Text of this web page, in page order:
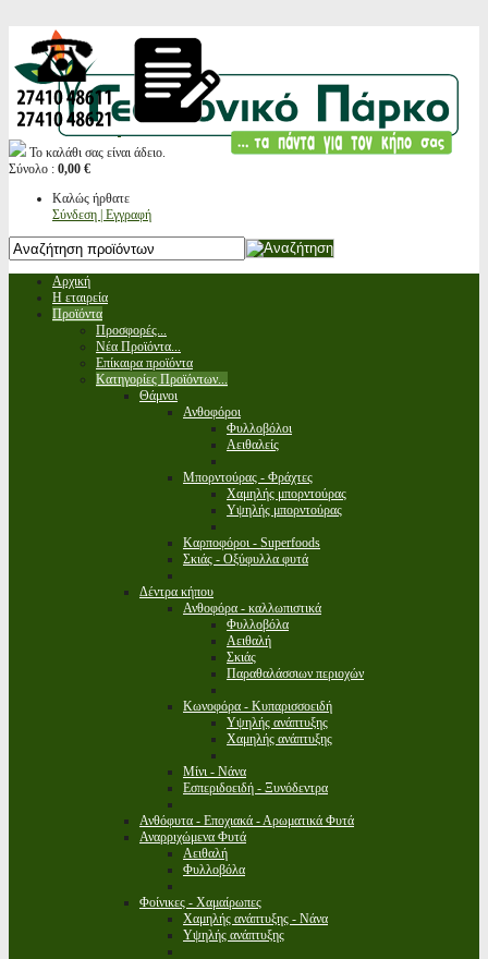
Το καλάθι σας είναι άδειο.
Σύνολο : 0,00 €
Καλώς ήρθατε
Σύνδεση | Εγγραφή
Αρχική
Η εταιρεία
Προϊόντα
Προσφορές...
Νέα Προϊόντα...
Επίκαιρα προϊόντα
Κατηγορίες Προϊόντων...
Θάμνοι
Ανθοφόροι
Φυλλοβόλοι
Αειθαλείς
Μπορντούρας - Φράχτες
Χαμηλής μπορντούρας
Υψηλής μπορντούρας
Καρποφόροι - Superfoods
Σκιάς - Οξύφυλλα φυτά
Δέντρα κήπου
Ανθοφόρα - καλλωπιστικά
Φυλλοβόλα
Αειθαλή
Σκιάς
Παραθαλάσσιων περιοχών
Κωνοφόρα - Κυπαρισσοειδή
Υψηλής ανάπτυξης
Χαμηλής ανάπτυξης
Μίνι - Νάνα
Εσπεριδοειδή - Ξυνόδεντρα
Ανθόφυτα - Εποχιακά - Αρωματικά Φυτά
Αναρριχώμενα Φυτά
Αειθαλή
Φυλλοβόλα
Φοίνικες - Χαμαίρωπες
Χαμηλής ανάπτυξης - Νάνα
Υψηλής ανάπτυξης